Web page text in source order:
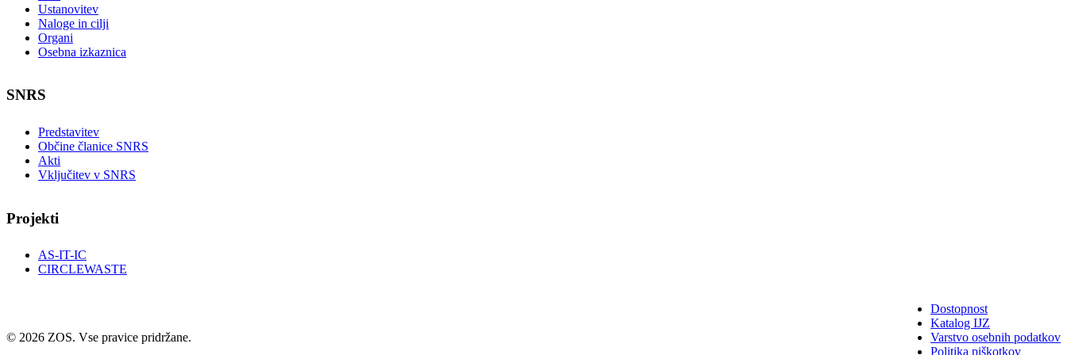
Ustanovitev
Naloge in cilji
Organi
Osebna izkaznica
SNRS
Predstavitev
Občine članice SNRS
Akti
Vključitev v SNRS
Projekti
AS-IT-IC
CIRCLEWASTE
© 2026 ZOS. Vse pravice pridržane.
Dostopnost
Katalog IJZ
Varstvo osebnih podatkov
Politika piškotkov